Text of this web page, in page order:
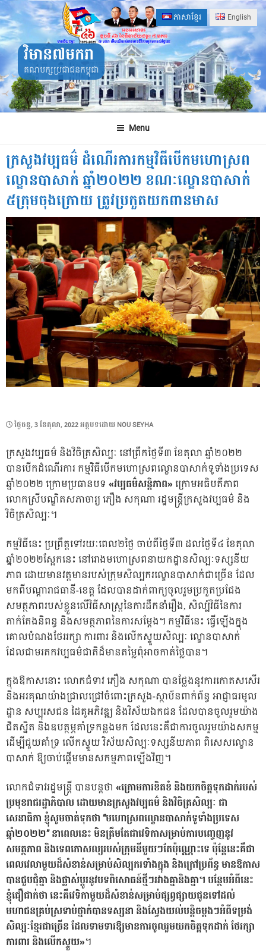
Skip
to
content
ភាសាខ្មែរ English
វិមាន៧មករា
គណបក្សប្រជាជនកម្ពុជា
Menu
ក្រសួងវប្បធម៌ ដំណើរការកម្មវិធីបើកមហោស្រព
ល្ខោនបាសាក់ ឆ្នាំ២០២២ ខណៈល្ខោនបាសាក់
៥ក្រុមចុងក្រោយ ត្រូវប្រកួតយកពានមាស
POSTED
ថ្ងៃ​ចន្ទ, 3 ខែ​តុលា, 2022អត្ថបទដោយ NOU SEYHA
ក្រសួងវប្បធម៌ និងវិចិត្រសិល្បៈ នៅព្រឹកថ្ងៃទី៣ ខែតុលា ឆ្នាំ២០២២
បានបើកដំណើរការ កម្មវិធីបើកមហោស្រពល្ខោនបាសាក់ទូទាំងប្រទេស
ឆ្នាំ២០២២ ក្រោមប្រធានបទ «វប្បធម៌សន្តិភាព»ក្រោមអធិបតីភាព
លោកស្រីបណ្ឌិតសភាចារ្យ ភឿង សកុណា រដ្ឋមន្ត្រីក្រសួងវប្បធម៌ និង
វិចិត្រសិល្បៈ។
កម្មវិធីនេះ ប្រព្រឹត្តទៅរយៈពេល២ថ្ងៃ ចាប់ពីថ្ងៃទី៣ ដលថ្ងៃទី៤ ខែតុលា
ឆ្នាំ២០២២ស្អែកនេះ នៅរោងមហោស្រពនាយកដ្ឋានសិល្បៈទស្សនីយ
ភាព ដោយមានវត្តមានរបស់ក្រុមសិល្បករល្ខោនបាសាក់ជាច្រើន ដែល
មកពីបណ្តារាជធានី-ខេត្ត ដែលបានដាក់ពាក្យចូលរួមប្រកួតប្រជែង
សមត្ថភាពរបស់ខ្លួនលើវិធីសាស្ត្រនៃការដឹកនាំរឿង, សិល្ប៍វិធីនៃការ
តាក់តែងនិពន្ធ និងសមត្ថភាពនៃការសម្តែង។ កម្មវិធីនេះ ធ្វើឡើងក្នុង
គោលបំណងថែររក្សា ការពារ និងលើកស្ទួយសិល្បៈ ល្ខោនបាសាក់
ដែលជាមរតកវប្បធម៌ជាតិដ៏មានតម្លៃពុំអាចកាត់ថ្លៃបាន។
ក្នុងឱកាសនោះ លោកជំទាវ ភឿង សកុណា បានថ្លែងនូវការកោតសសើរ
និងអរគុណយ៉ាងជ្រាលជ្រៅចំពោះក្រសួង-ស្ថាប័នពាក់ព័ន្ធ អាជ្ញាធរមូល
ដ្ឋាន សប្បុរសជន ដៃគូអភិវឌ្ឍ និងវិស័យឯកជន ដែលបានចូលរួមយ៉ាង
ជិតស្និត និងឧបត្ថម្ភគាំទ្រកន្លងមក ដែលនេះគឺជាការចូលរួមយ៉ាងសកម្ម
ដើម្បីជួយគាំទ្រ លើកស្ទួយ វិស័យសិល្បៈទស្សនីយភាព ពិសេសល្ខោន
បាសាក់ ឱ្យចាប់ផ្តើមមានសកម្មភាពឡើងវិញ។
លោកជំទាវរដ្ឋមន្ត្រី បានបន្តថា «ក្រោមការខិតខំ និងយកចិត្តទុកដាក់របស់
ប្រមុខរាជរដ្ឋាភិបាល ដោយមានក្រសួងវប្បធម៌ និងវិចិត្រសិល្បៈ ជា
សេនាធិកា ខ្ញុំសូមចាត់ទុកថា “មហោស្រពល្ខោនបាសាក់ទូទាំងប្រទេស
ឆ្នាំ២០២២” នាពេលនេះ មិនត្រឹមតែជាវេទិកាសម្រាប់ការបញ្ចេញនូវ
សមត្ថភាព និងទេពកោសល្យរបស់ក្រុមនីមួយៗតែប៉ុណ្ណោះទេ ប៉ុន្តែនេះគឺជា
ពេលវេលាមួយដ៏សំខាន់សម្រាប់សិល្បករទាំងក្នុង និងក្រៅប្រព័ន្ធ មានឱកាស
បានជួបជុំគ្នា និងផ្លាស់ប្តូរនូវបទពិសោធន៍ថ្មីៗរវាងគ្នានិងគ្នា។ បន្ថែមអំពីនេះ
ខ្ញុំជឿជាក់ថា នេះគឺវេទិកាមួយដ៏សំខាន់សម្រាប់ផ្សព្វផ្សាយជូនទៅដល់
មហាជនគ្រប់ស្រទាប់ថ្នាក់បានទស្សនា និងស្វែងយល់បន្តិចម្តងៗអំពីទម្រង់
សិល្បៈខ្មែរជាច្រើន ដែលទាមទារឱ្យមានការចូលរួមយកចិត្តទុកដាក់ ថែរក្សា
ការពារ និងលើកស្ទួយ»។